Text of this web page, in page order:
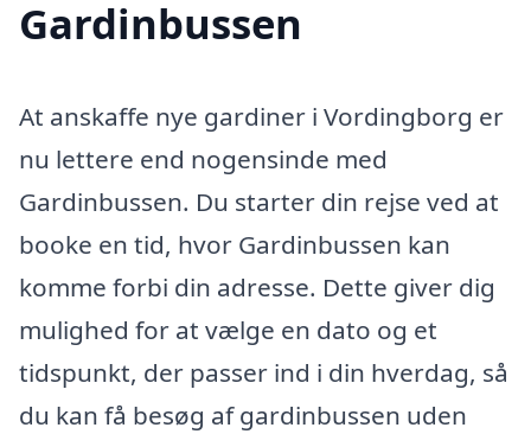
Gardinbussen
At anskaffe nye gardiner i Vordingborg er
nu lettere end nogensinde med
Gardinbussen. Du starter din rejse ved at
booke en tid, hvor Gardinbussen kan
komme forbi din adresse. Dette giver dig
mulighed for at vælge en dato og et
tidspunkt, der passer ind i din hverdag, så
du kan få besøg af gardinbussen uden